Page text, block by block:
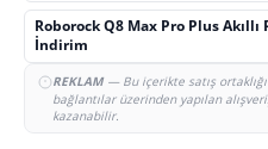
Roborock Q8 Max Pro Plus
İndirim
REKLAM— Bu içerikte satış
bağlantılar üzerinden yapılan
kazanabilir.